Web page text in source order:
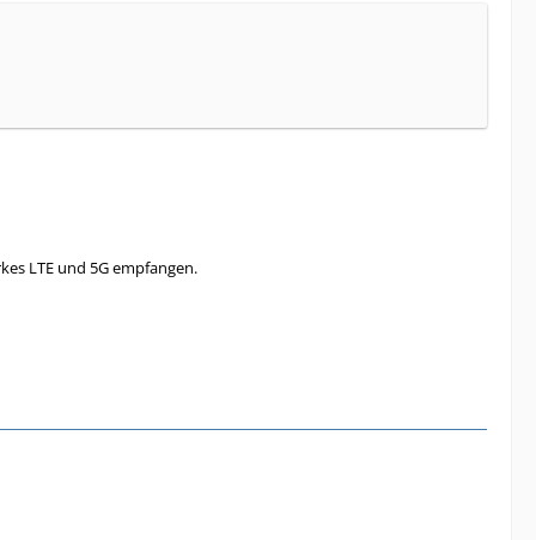
LTE und 5G empfangen.